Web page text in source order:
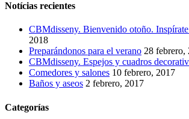
Notícias recientes
CBMdisseny. Bienvenido otoño.
2018
Preparándonos para el verano 28 febrero,
CBMdisseny. Espejos y cuadros
Comedores y salones 10 febrero, 2017
Baños y aseos 2 febrero, 2017
Categorías